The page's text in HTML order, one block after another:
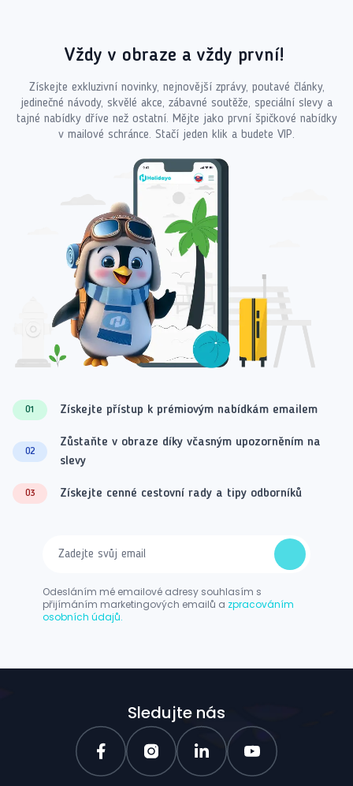
Vždy v obraze a vždy první!
Získejte exkluzivní novinky, nejnovější zprávy, poutavé články,
jedinečné návody, skvělé akce, zábavné soutěže, speciální slevy a
tajné nabídky dříve než ostatní. Mějte jako první špičkové nabídky
v mailové schránce. Stačí jeden klik a budete VIP.
01 Získejte přístup k prémiovým nabídkám emailem
02
Zůstaňte v obraze díky včasným upozorněním na
slevy
03 Získejte cenné cestovní rady a tipy odborníků
Odesláním mé emailové adresy souhlasím s
přijímáním marketingových emailů a zpracováním
osobních údajů.
Sledujte nás